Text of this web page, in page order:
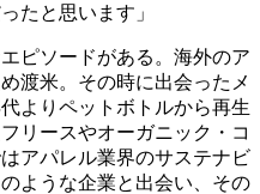
たと思います」
ピソードがある。海外のア
渡米。その時に出会ったメ
よりペットボトルから再生
リースやオーガニック・コ
アパレル業界のサステナビ
ような企業と出会い、その